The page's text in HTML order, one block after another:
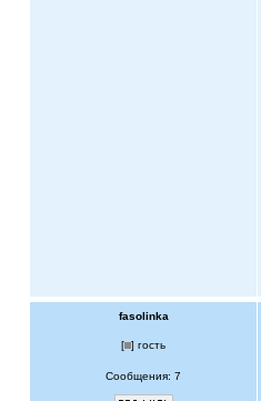
fasolinka
[ ] гость
Сообщения: 7